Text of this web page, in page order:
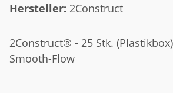
Hersteller: 2Construct
2Construct® - 25 Stk.
Smooth-Flow